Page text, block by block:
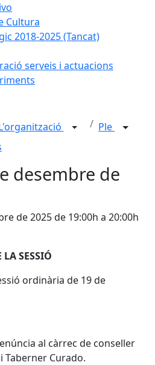
Cultura
2018-2025 (Tancat)
serveis i actuacions
Ple
desembre de
de 2025 de 19:00h a 20:00h
SESSIÓ
ordinària de 19 de
al càrrec de conseller
Taberner Curado.